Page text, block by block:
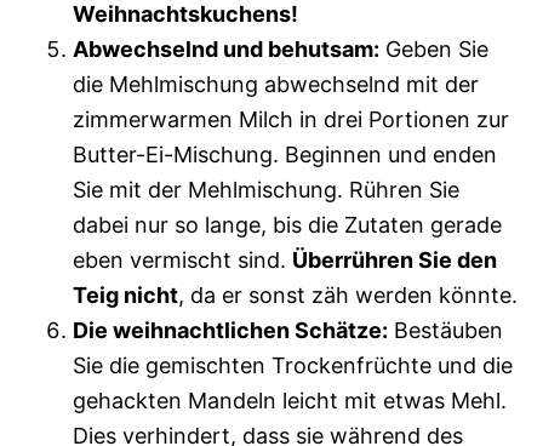
Weihnachtskuchens!
Abwechselnd und behutsam: Geben Sie
die Mehlmischung abwechselnd mit der
zimmerwarmen Milch in drei Portionen zur
Butter-Ei-Mischung. Beginnen und enden
Sie mit der Mehlmischung. Rühren Sie
dabei nur so lange, bis die Zutaten gerade
eben vermischt sind. Überrühren Sie den
Teig nicht, da er sonst zäh werden könnte.
Die weihnachtlichen Schätze: Bestäuben
Sie die gemischten Trockenfrüchte und die
gehackten Mandeln leicht mit etwas Mehl.
Dies verhindert, dass sie während des